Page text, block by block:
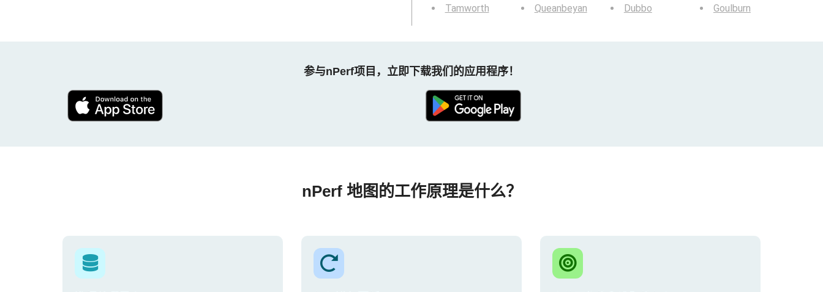
Tamworth
Queanbeyan
Dubbo
Goulburn
参与nPerf项目，立即下载我们的应用程序！
nPerf 地图的工作原理是什么？